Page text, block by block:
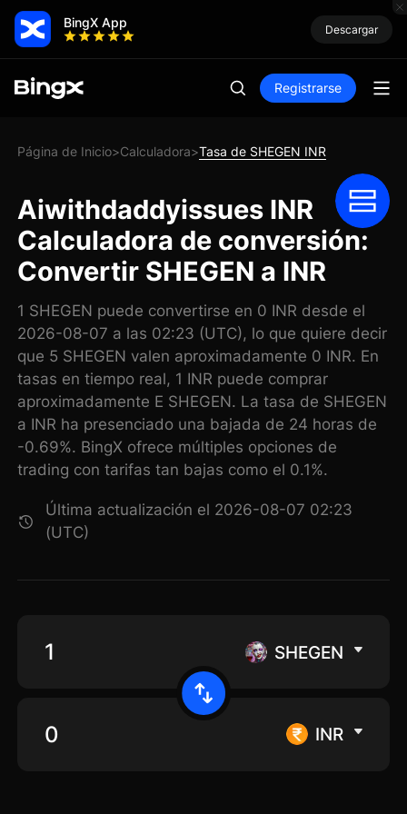
BingX App Descargar
Registrarse
Página de Inicio>Calculadora>Tasa de SHEGEN INR
Aiwithdaddyissues INR
Calculadora de conversión:
Convertir SHEGEN a INR
1 SHEGEN puede convertirse en 0 INR desde el
2026-08-07 a las 02:23 (UTC), lo que quiere decir
que 5 SHEGEN valen aproximadamente 0 INR. En
tasas en tiempo real, 1 INR puede comprar
aproximadamente E SHEGEN. La tasa de SHEGEN
a INR ha presenciado una bajada de 24 horas de
-0.69%. BingX ofrece múltiples opciones de
trading con tarifas tan bajas como el 0.1%.
Última actualización el 2026-08-07 02:23
(UTC)
SHEGEN
INR